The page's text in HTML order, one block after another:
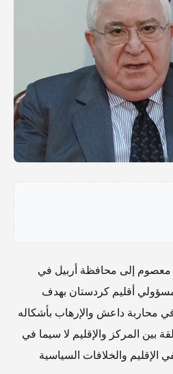
إلى محافظة أربيل في
أقليم كردستان بهدف
محاربة داعش والإرهاب بأشكاله
بين المركز والإقليم لا سيما في
والخلافات السياسية